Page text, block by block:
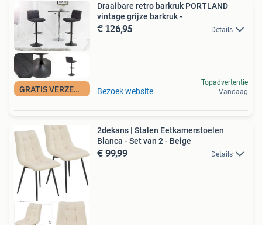
GRATIS VERZENDING
Draaibare retro barkruk PORTLAND
vintage grijze barkruk -
€ 126,95 Details
Bezoek website
Topadvertentie
Vandaag
2dekans | Stalen Eetkamerstoelen
Blanca - Set van 2 - Beige
€ 99,99 Details